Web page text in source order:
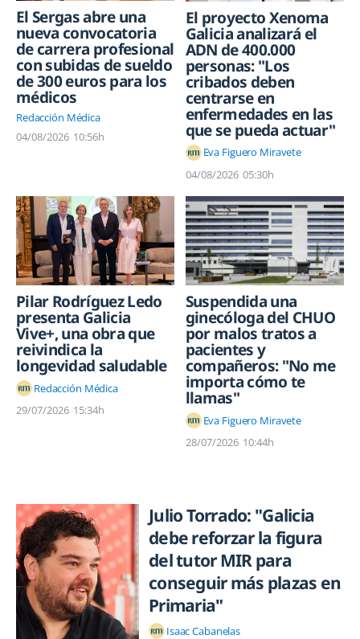
El Sergas abre una
nueva convocatoria
de carrera profesional
con subidas de sueldo
de 300 euros para los
médicos
Redacción Médica
04/08/2026 10:56h
El proyecto Xenoma
Galicia analizará el
ADN de 400.000
personas: "Los
cribados deben
centrarse en
enfermedades en las
que se pueda actuar"
Eva Figuero Miravete
04/08/2026 05:30h
Pilar Rodríguez Ledo
presenta Galicia
Vive+, una obra que
reivindica la
longevidad saludable
Redacción Médica
29/07/2026 15:34h
Suspendida una
ginecóloga del CHUO
por malos tratos a
pacientes y
compañeros: "No me
importa cómo te
llamas"
Eva Figuero Miravete
28/07/2026 10:44h
Julio Torrado: "Galicia
debe reforzar la figura
del tutor MIR para
conseguir más plazas en
Primaria"
Isaac Cabanelas